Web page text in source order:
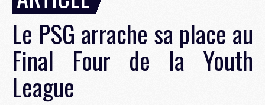
Le PSG arrache sa place au
Final Four de la Youth
League